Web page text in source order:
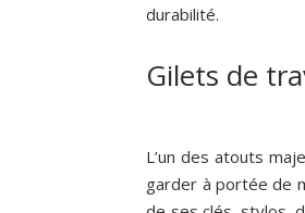
durabilité.
Gilets de
L’un des atouts
garder à portée de